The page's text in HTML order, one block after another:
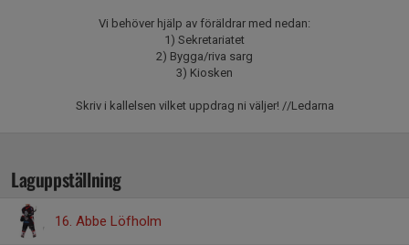
Vi behöver hjälp av föräldrar med nedan:
1) Sekretariatet
2) Bygga/riva sarg
3) Kiosken
Skriv i kallelsen vilket uppdrag ni väljer! //Ledarna
Laguppställning
16. Abbe Löfholm